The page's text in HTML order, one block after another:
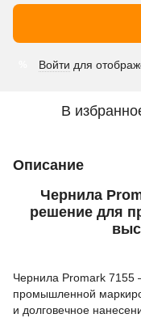
Войти для
В
Описание
Чернила
решение для
Чернила Promark 7155
промышленной
и долговечное